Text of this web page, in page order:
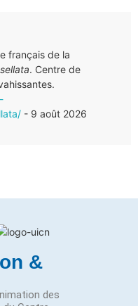
français de la
. Centre de
- 9 août 2026
&
des